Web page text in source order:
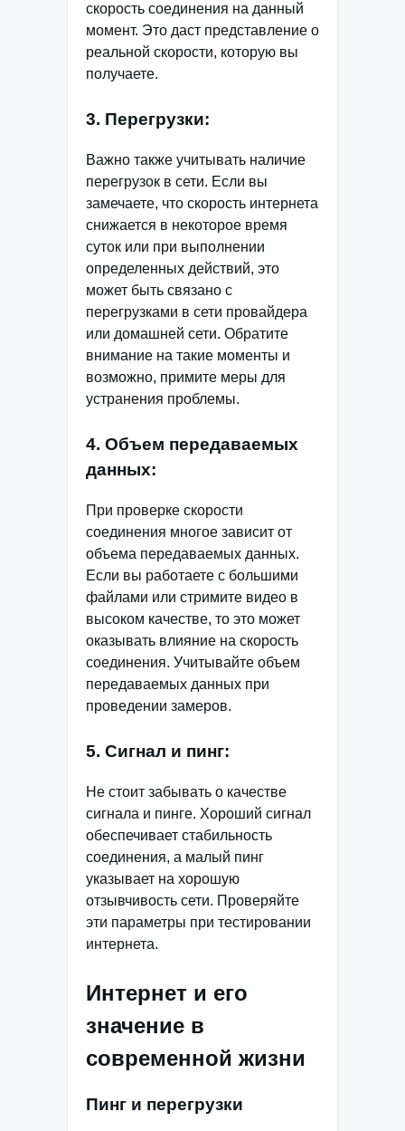
скорость соединения на данный
момент. Это даст представление о
реальной скорости, которую вы
получаете.
3. Перегрузки:
Важно также учитывать наличие
перегрузок в сети. Если вы
замечаете, что скорость интернета
снижается в некоторое время
суток или при выполнении
определенных действий, это
может быть связано с
перегрузками в сети провайдера
или домашней сети. Обратите
внимание на такие моменты и
возможно, примите меры для
устранения проблемы.
4. Объем передаваемых
данных:
При проверке скорости
соединения многое зависит от
объема передаваемых данных.
Если вы работаете с большими
файлами или стримите видео в
высоком качестве, то это может
оказывать влияние на скорость
соединения. Учитывайте объем
передаваемых данных при
проведении замеров.
5. Сигнал и пинг:
Не стоит забывать о качестве
сигнала и пинге. Хороший сигнал
обеспечивает стабильность
соединения, а малый пинг
указывает на хорошую
отзывчивость сети. Проверяйте
эти параметры при тестировании
интернета.
Интернет и его
значение в
современной жизни
Пинг и перегрузки